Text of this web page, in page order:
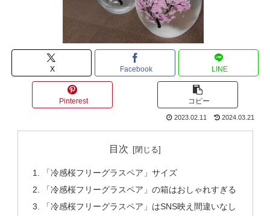
X Facebook LINE
Pinterest コピー
2023.02.11 2024.03.21
目次
「冷感桜フリーグラスペア」サイズ
「冷感桜フリーグラスペア」の箱はおしゃれすぎる
「冷感桜フリーグラスペア」はSNS映え間違いなし